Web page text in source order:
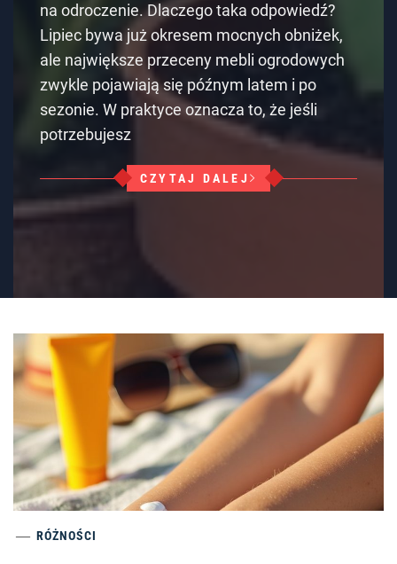
na odroczenie. Dlaczego taka odpowiedź?
Lipiec bywa już okresem mocnych obniżek,
ale największe przeceny mebli ogrodowych
zwykle pojawiają się późnym latem i po
sezonie. W praktyce oznacza to, że jeśli
potrzebujesz
CZYTAJ DALEJ
RÓŻNOŚCI